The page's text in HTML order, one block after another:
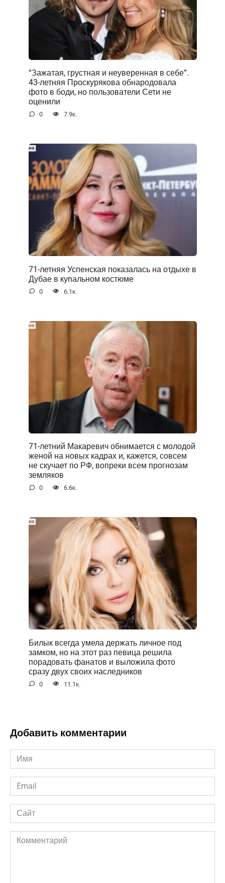
“Зажатая, грустная и неуверенная в себе”.
43-летняя Проскурякова обнародовала
фото в боди, но пользователи Сети не
оценили
0 7.9к.
71-летняя Успенская показалась на отдыхе в
Дубае в куnальном костюме
0 6.1к.
71-летний Макаревич обнимается с молодой
женой на новых кадрах и, кажется, совсем
не скучает по РФ, вопреки всем прогнозам
земляков
0 6.6к.
Билык всегда умела держать личное под
замком, но на этот раз певица решила
порадовать фанатов и выложила фото
сразу двух своих наследников
0 11.1к.
Добавить комментарии
Имя
*
Email
*
Сайт
Комментарий